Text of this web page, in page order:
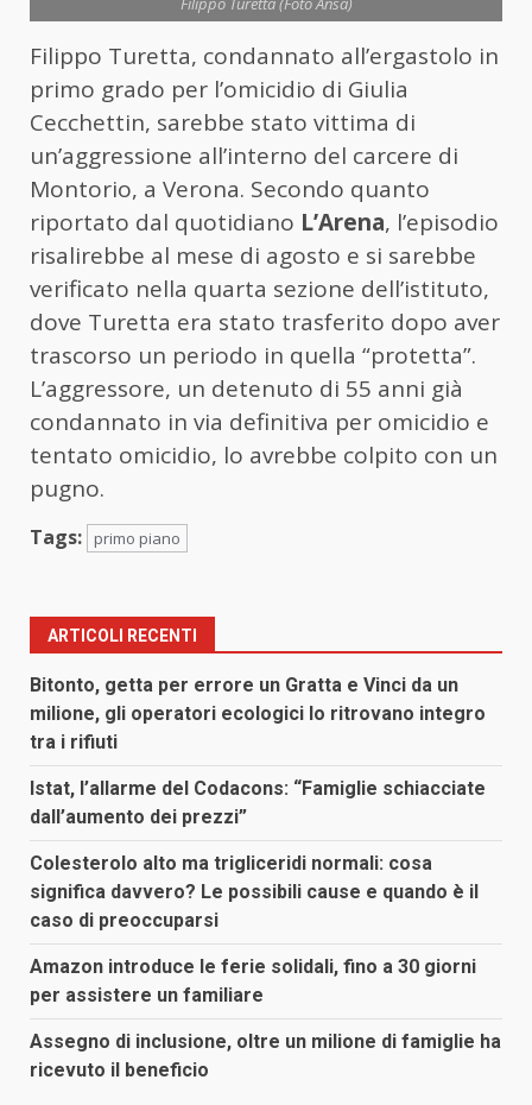
Filippo Turetta, condannato all’ergastolo in
primo grado per l’omicidio di Giulia
Cecchettin, sarebbe stato vittima di
un’aggressione all’interno del carcere di
Montorio, a Verona. Secondo quanto
riportato dal quotidiano L’Arena, l’episodio
risalirebbe al mese di agosto e si sarebbe
verificato nella quarta sezione dell’istituto,
dove Turetta era stato trasferito dopo aver
trascorso un periodo in quella “protetta”.
L’aggressore, un detenuto di 55 anni già
condannato in via definitiva per omicidio e
tentato omicidio, lo avrebbe colpito con un
pugno.
Tags: primo piano
ARTICOLI RECENTI
Bitonto, getta per errore un Gratta e Vinci da un
milione, gli operatori ecologici lo ritrovano integro
tra i rifiuti
Istat, l’allarme del Codacons: “Famiglie schiacciate
dall’aumento dei prezzi”
Colesterolo alto ma trigliceridi normali: cosa
significa davvero? Le possibili cause e quando è il
caso di preoccuparsi
Amazon introduce le ferie solidali, fino a 30 giorni
per assistere un familiare
Assegno di inclusione, oltre un milione di famiglie ha
ricevuto il beneficio